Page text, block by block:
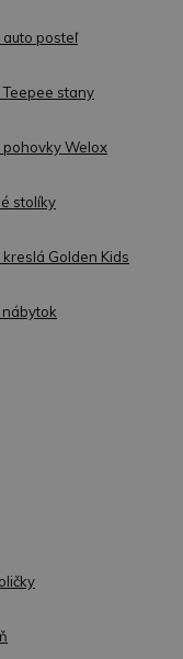
auto posteľ
stany
pohovky Welox
stolíky
Golden Kids